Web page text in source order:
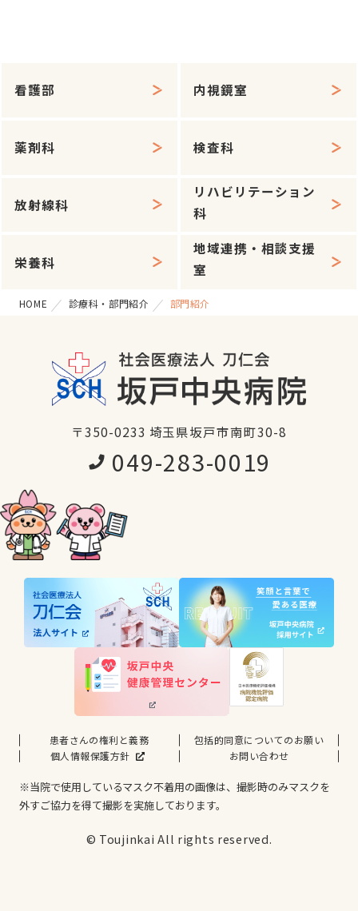
看護部 内視鏡室
薬剤科 検査科
放射線科
リハビリテーション
科
栄養科
地域連携・相談支援
室
HOME 診療科・部門紹介 部門紹介
〒350-0233 埼玉県坂戸市南町30-8
049-283-0019
患者さんの権利と義務
包括的同意についてのお願い
個人情報保護方針
お問い合わせ
※当院で使用しているマスク不着用の画像は、撮影時のみマスクを
外すご協力を得て撮影を実施しております。
© Toujinkai All rights reserved.